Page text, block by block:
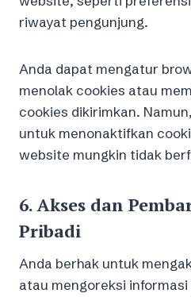
riwayat pengunjung.
Anda dapat mengatur
menolak cookies atau
cookies dikirimkan.
untuk menonaktifkan
website mungkin tidak
6.Akses dan
Pribadi
Anda berhak untuk
atau mengoreksi